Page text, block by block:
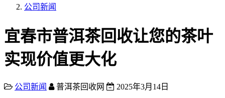
公司新闻
宜春市普洱茶回收让您的茶叶
实现价值更大化
公司新闻 普洱茶回收网 2025年3月14日